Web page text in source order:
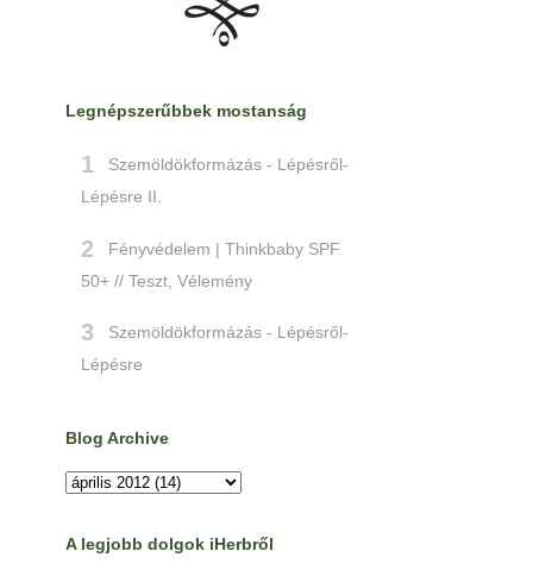
Legnépszerűbbek mostanság
Szemöldökformázás - Lépésről-
Lépésre II.
Fényvédelem | Thinkbaby SPF
50+ // Teszt, Vélemény
Szemöldökformázás - Lépésről-
Lépésre
Blog Archive
A legjobb dolgok iHerbről